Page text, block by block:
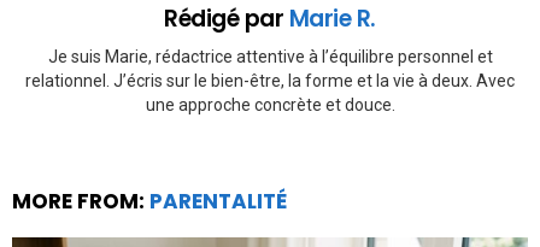
Rédigé par Marie R.
Je suis Marie, rédactrice attentive à l’équilibre personnel et
relationnel. J’écris sur le bien-être, la forme et la vie à deux. Avec
une approche concrète et douce.
MORE FROM: PARENTALITÉ